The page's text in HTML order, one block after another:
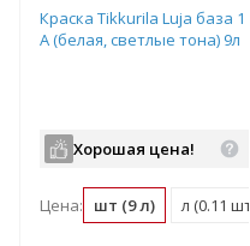
Краска Tikkurila Luja база 1
A (белая, светлые тона) 9л
Хорошая цена!
Цена: шт (9 л) л (0.11 шт)